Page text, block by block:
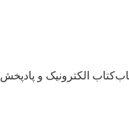
کتاب الکترونیک و پادپخش